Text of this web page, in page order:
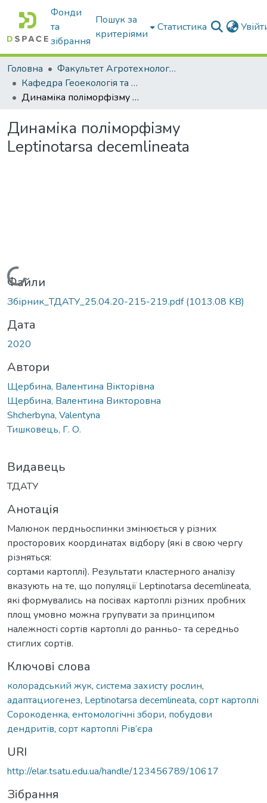
Фонди
та
зібрання
Пошук за
критеріями
Статистика
Головна
Факультет Агротехнологій та екології
Кафедра Геоекологія та землеустрій
Динаміка поліморфізму Leptinotarsa decemlineata
Динаміка поліморфізму
Leptinotarsa decemlineata
Вантажиться...
Файли
Збірник_ТДАТУ_25.04.20-215-219.pdf(1013.08 KB)
Дата
2020
Автори
Щербина, Валентина Вікторівна
Щербина, Валентина Викторовна
Shcherbyna, Valentyna
Тишковець, Г. О.
Видавець
ТДАТУ
Анотація
Малюнок пердньоспинки змінюється у різних
просторових координатах відбору (які в свою чергу
різняться:
сортами картоплі). Результати кластерного аналізу
вказують на те, що популяції Leptinotarsa decemlineata,
які формувались на посівах картоплі різних пробних
площ умовно можна групувати за принципом
належності сортів картоплі до ранньо- та середньо
стиглих сортів.
Ключові слова
колорадський жук, система захисту рослин,
адаптациогенез, Leptinotarsa decemlineata, сорт кapтоплі
Сорокоденка, ентомологічні збори, побудови
дендритів, сорт картоплі Рів’єра
URI
http://elar.tsatu.edu.ua/handle/123456789/10617
Зібрання